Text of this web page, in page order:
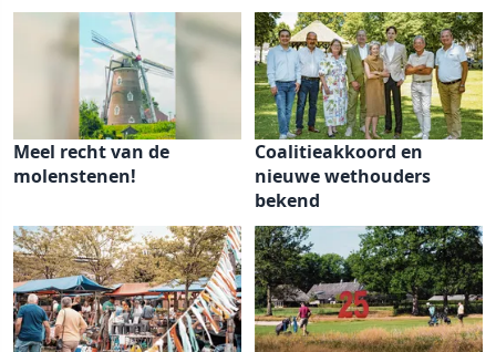
Meel recht van de
molenstenen!
Coalitieakkoord en
nieuwe wethouders
bekend